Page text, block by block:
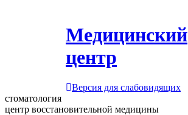
Медицинский
центр
Версия для слабовидящих
стоматология
центр восстановительной медицины